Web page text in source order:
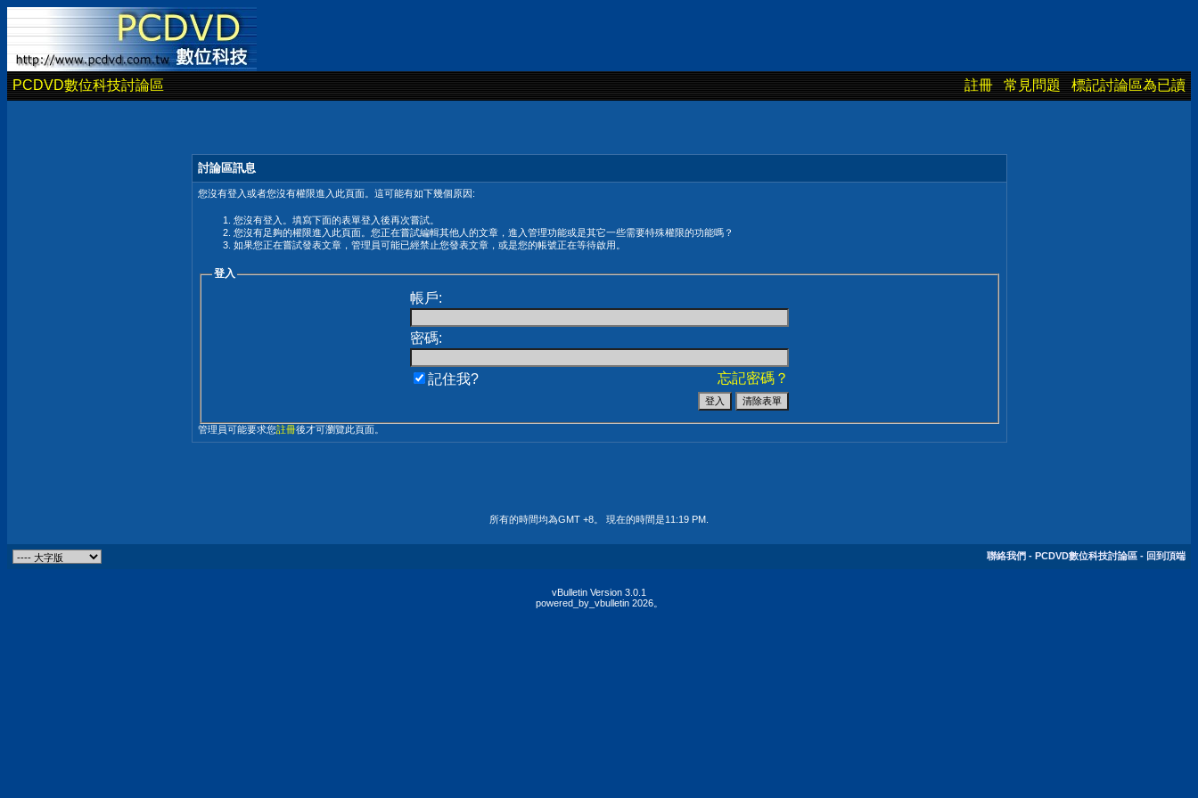
PCDVD數位科技討論區 註冊 常見問題 標記討論區為已讀
討論區訊息
您沒有登入或者您沒有權限進入此頁面。這可能有如下幾個原因:
您沒有登入。填寫下面的表單登入後再次嘗試。
您沒有足夠的權限進入此頁面。您正在嘗試編輯其他人的文章，進入管理功能或是其它一些需要特殊權限的功能嗎？
如果您正在嘗試發表文章，管理員可能已經禁止您發表文章，或是您的帳號正在等待啟用。
登入
帳戶:
密碼:
忘記密碼？
記住我?
管理員可能要求您註冊後才可瀏覽此頁面。
所有的時間均為GMT +8。 現在的時間是11:19 PM
聯絡我們 - PCDVD數位科技討論區 - 回到頂端
vBulletin Version 3.0.1
powered_by_vbulletin 2026。